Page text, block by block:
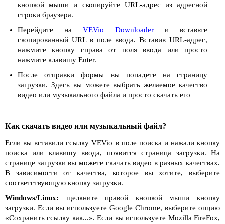
кнопкой мыши и скопируйте URL-адрес из адресной
строки браузера.
Перейдите на VEVio Downloader и вставьте
скопированный URL в поле ввода. Вставив URL-адрес,
нажмите кнопку справа от поля ввода или просто
нажмите клавишу Enter.
После отправки формы вы попадете на страницу
загрузки. Здесь вы можете выбрать желаемое качество
видео или музыкального файла и просто скачать его
Как скачать видео или музыкальный файл?
Если вы вставили ссылку VEVio в поле поиска и нажали кнопку
поиска или клавишу ввода, появится страница загрузки. На
странице загрузки вы можете скачать видео в разных качествах.
В зависимости от качества, которое вы хотите, выберите
соответствующую кнопку загрузки.
Windows/Linux: щелкните правой кнопкой мыши кнопку
загрузки. Если вы используете Google Chrome, выберите опцию
«Сохранить ссылку как...». Если вы используете Mozilla FireFox,